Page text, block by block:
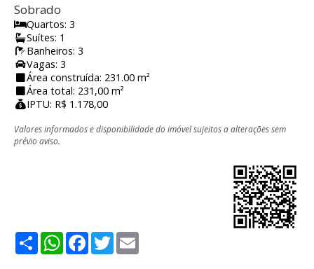
Sobrado
Quartos: 3
Suítes: 1
Banheiros: 3
Vagas: 3
Área construída: 231.00 m²
Área total: 231,00 m²
IPTU: R$ 1.178,00
Valores informados e disponibilidade do imóvel sujeitos a alterações sem
prévio aviso.
ShareWhatsApp
Facebook
Twitter